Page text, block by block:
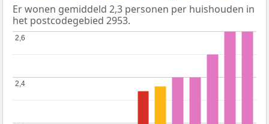
Er wonen gemiddeld 2,3 personen per huishouden in
het postcodegebied 2953.
2,4
2,4
2,6
2,6